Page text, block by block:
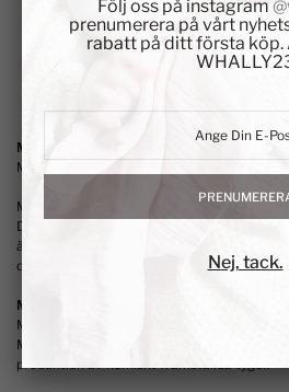
Modaltygets många fördelar
Modal är ett miljövänligt tyg med många
Modal är ett otroligt mjukt tyg, vilket gör
Dessutom är det ett tyg som andas och
även ett hållbart tyg - modal behåller
det inte har tendenser till att mista formen
Modal det miljövänliga valet
Modal är ett självklart val om du vill välja
Modaltyg är ett naturmaterial vilket gör
produktion av kemiskt framställda tyger.
Följ oss på instagram
prenumerera på vårt
rabatt på ditt första köp.
Nej, tack.